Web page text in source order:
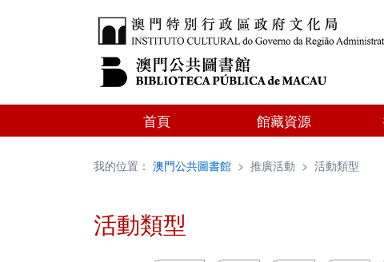
首頁 館藏資源
我的位置： 澳門公共圖書館 > 推廣活動 > 活動類型
活動類型